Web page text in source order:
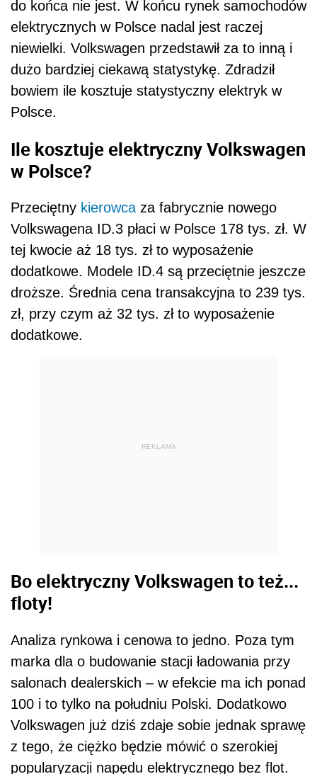
do końca nie jest. W końcu rynek samochodów
elektrycznych w Polsce nadal jest raczej
niewielki. Volkswagen przedstawił za to inną i
dużo bardziej ciekawą statystykę. Zdradził
bowiem ile kosztuje statystyczny elektryk w
Polsce.
Ile kosztuje elektryczny Volkswagen
w Polsce?
Przeciętny kierowcaza fabrycznie nowego
Volkswagena ID.3 płaci w Polsce 178 tys. zł. W
tej kwocie aż 18 tys. zł to wyposażenie
dodatkowe. Modele ID.4 są przeciętnie jeszcze
droższe. Średnia cena transakcyjna to 239 tys.
zł, przy czym aż 32 tys. zł to wyposażenie
dodatkowe.
REKLAMA
Bo elektryczny Volkswagen to też...
floty!
Analiza rynkowa i cenowa to jedno. Poza tym
marka dla o budowanie stacji ładowania przy
salonach dealerskich – w efekcie ma ich ponad
100 i to tylko na południu Polski. Dodatkowo
Volkswagen już dziś zdaje sobie jednak sprawę
z tego, że ciężko będzie mówić o szerokiej
popularyzacji napędu elektrycznego bez flot.